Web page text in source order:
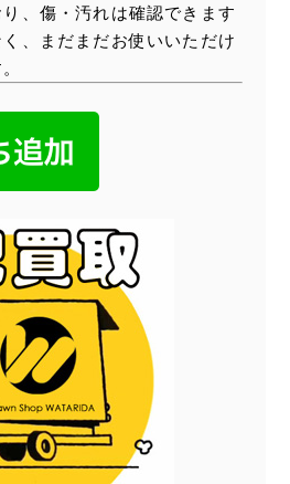
、傷・汚れは確認できます
、まだまだお使いいただけ